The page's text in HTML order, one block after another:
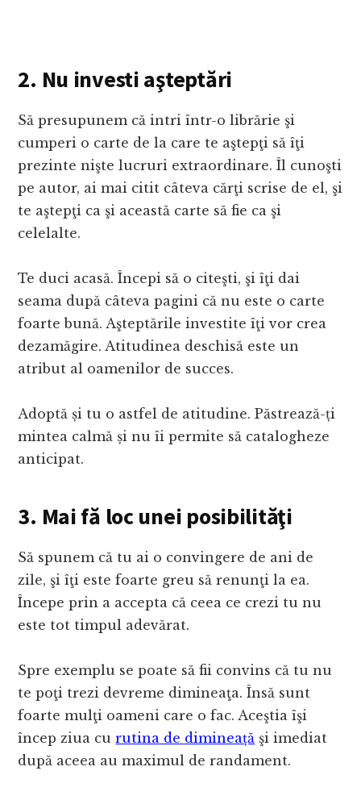
2. Nu investi aşteptări
Să presupunem că intri într-o librărie şi
cumperi o carte de la care te aştepţi să îţi
prezinte nişte lucruri extraordinare. Îl cunoşti
pe autor, ai mai citit câteva cărţi scrise de el, şi
te aştepţi ca şi această carte să fie ca şi
celelalte.
Te duci acasă. Începi să o citeşti, şi îţi dai
seama după câteva pagini că nu este o carte
foarte bună. Aşteptările investite îţi vor crea
dezamăgire. Atitudinea deschisă este un
atribut al oamenilor de succes.
Adoptă și tu o astfel de atitudine. Păstrează-ți
mintea calmă și nu îi permite să catalogheze
anticipat.
3. Mai fă loc unei posibilităţi
Să spunem că tu ai o convingere de ani de
zile, şi îţi este foarte greu să renunţi la ea.
Începe prin a accepta că ceea ce crezi tu nu
este tot timpul adevărat.
Spre exemplu se poate să fii convins că tu nu
te poţi trezi devreme dimineaţa. Însă sunt
foarte mulţi oameni care o fac. Aceştia îşi
încep ziua curutina de dimineață şi imediat
după aceea au maximul de randament.